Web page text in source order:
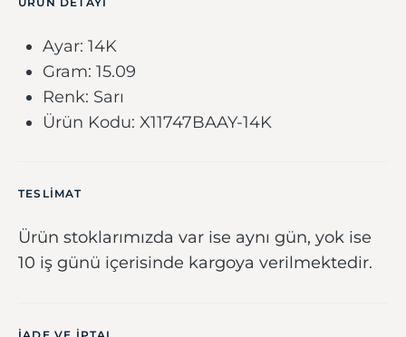
Ayar: 14K
Gram: 15.09
Renk: Sarı
Ürün Kodu: X11747BAAY-14K
TESLIMAT
Ürün stoklarımızda var ise aynı gün, yok ise
10 iş günü içerisinde kargoya verilmektedir.